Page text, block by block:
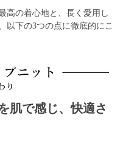
高の着心地と、長く愛用し
以下の3つの点に徹底的にこ
肌で感じ、快適さ